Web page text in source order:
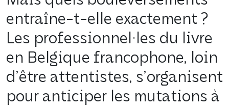
entraîne-t-elle exactement ?
Les professionnel·les du livre
en Belgique francophone, loin
d’être attentistes, s’organisent
pour anticiper les mutations à